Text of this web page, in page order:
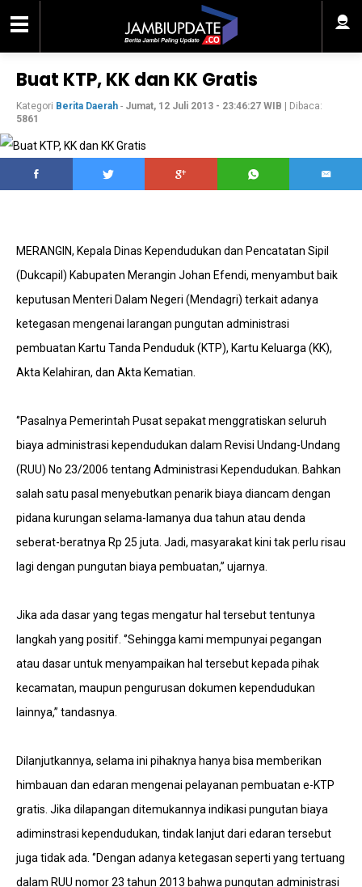
Buat KTP, KK dan KK Gratis
Kategori Berita Daerah - Jumat, 12 Juli 2013 - 23:46:27 WIB | Dibaca:
5861
MERANGIN, Kepala Dinas Kependudukan dan Pencatatan Sipil
(Dukcapil) Kabupaten Merangin Johan Efendi, menyambut baik
keputusan Menteri Dalam Negeri (Mendagri) terkait adanya
ketegasan mengenai larangan pungutan administrasi
pembuatan Kartu Tanda Penduduk (KTP), Kartu Keluarga (KK),
Akta Kelahiran, dan Akta Kematian.
‘’Pasalnya Pemerintah Pusat sepakat menggratiskan seluruh
biaya administrasi kependudukan dalam Revisi Undang-Undang
(RUU) No 23/2006 tentang Administrasi Kependudukan. Bahkan
salah satu pasal menyebutkan penarik biaya diancam dengan
pidana kurungan selama-lamanya dua tahun atau denda
seberat-beratnya Rp 25 juta. Jadi, masyarakat kini tak perlu risau
lagi dengan pungutan biaya pembuatan,’’ ujarnya.
Jika ada dasar yang tegas mengatur hal tersebut tentunya
langkah yang positif. ‘’Sehingga kami mempunyai pegangan
atau dasar untuk menyampaikan hal tersebut kepada pihak
kecamatan, maupun pengurusan dokumen kependudukan
lainnya,” tandasnya.
Dilanjutkannya, selama ini pihaknya hanya bisa memberikan
himbauan dan edaran mengenai pelayanan pembuatan e-KTP
gratis. Jika dilapangan ditemukannya indikasi pungutan biaya
adiminstrasi kependudukan, tindak lanjut dari edaran tersebut
juga tidak ada. ‘’Dengan adanya ketegasan seperti yang tertuang
dalam RUU nomor 23 tahun 2013 bahwa pungutan administrasi